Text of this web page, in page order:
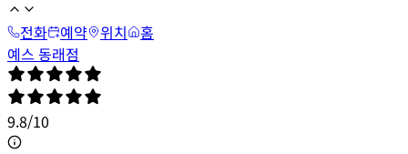
전화
예약 위치
홈
예스 동래점
9.8/10